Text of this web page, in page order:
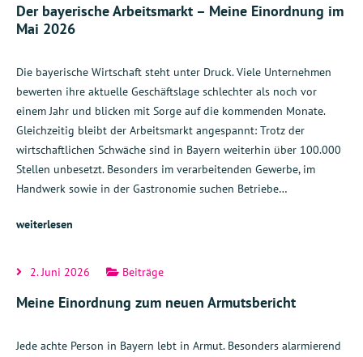
Der bayerische Arbeitsmarkt – Meine Einordnung im
Mai 2026
Die bayerische Wirtschaft steht unter Druck. Viele Unternehmen
bewerten ihre aktuelle Geschäftslage schlechter als noch vor
einem Jahr und blicken mit Sorge auf die kommenden Monate.
Gleichzeitig bleibt der Arbeitsmarkt angespannt: Trotz der
wirtschaftlichen Schwäche sind in Bayern weiterhin über 100.000
Stellen unbesetzt. Besonders im verarbeitenden Gewerbe, im
Handwerk sowie in der Gastronomie suchen Betriebe…
weiterlesen
2. Juni 2026 Beiträge
Meine Einordnung zum neuen Armutsbericht
Jede achte Person in Bayern lebt in Armut. Besonders alarmierend